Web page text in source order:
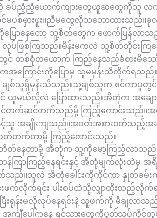
တဲ့ ခပ်ညံ့ညံ့ယောက်ကျားတွေယူဆတွေကိုသူ
မပစ်မှားဖူး။ညီမတွေလိုသဘောထားသည်။ခု
ပြောနေတော့ သူ့စိတ်တွေက ဖောက်ပြန်လာသ
လုပ်ဖြစ်ကြသည်။မိန်းမကလဲ သူ့စိတ်တိုင်းကြ
တစ်စုံတယောက် ကြည့်နေသည်ခံစားမိသော်
ကြောင်းကိုပြောမှ သူမမှန်းသိလိုက်ရသည်။
စ်သူရှိမှန်းသိသည်။သူ့ချစ်သူက စင်ကာပူတွင်
ရင် ယူမယ်လို့လဲ ပြောထားသည်။အိတုံက အချ
င်တက်ဆင်တက်သည်မို့ ကြည့်ကောင်းသည်။အ
င့်သူ အချိုးကျသည်။အဝတ်အစားဝတ်သည့်အ
ဝတ်တက်တာမို့ ကြည့်ကောင်းသည်။
တ်နေတာမို့ အိတုံက သူ့ကိုမော့ကြည့်လာသည်။
န်ကြာကြည့်နေရင်းနှင့် အိတုံ့မျက်လုံးထဲ
ည်။သူလဲ အိတုံခေါင်းကိုကိုင်ကာ နှုတ်ခမ်းကို
းဖက်လိုက်ရင်း ပါးစပ်ထဲသို့လျှာထိုးထည့်လို
ပြီးရုန်းမလိုလုပ်နေရင်းနဲ့ သူ့ဖက်ကို မှီချလာသ
ကျီပေါ်ကနေ ရင်သားတွေကိုပွတ်သပ်ကိုင်